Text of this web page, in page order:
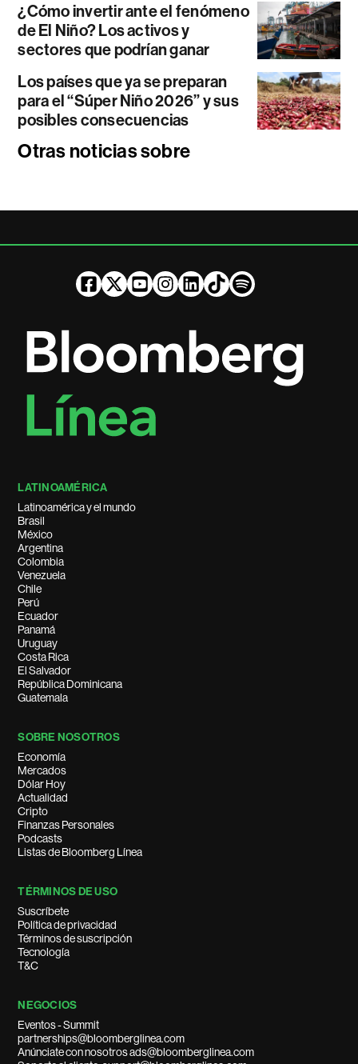
¿Cómo invertir ante el fenómeno
de El Niño? Los activos y
sectores que podrían ganar
Los países que ya se preparan
para el “Súper Niño 2026” y sus
posibles consecuencias
Otras noticias sobre
LATINOAMÉRICA
Latinoamérica y el mundo
Brasil
México
Argentina
Colombia
Venezuela
Chile
Perú
Ecuador
Panamá
Uruguay
Costa Rica
El Salvador
República Dominicana
Guatemala
SOBRE NOSOTROS
Economía
Mercados
Dólar Hoy
Actualidad
Cripto
Finanzas Personales
Podcasts
Listas de Bloomberg Línea
TÉRMINOS DE USO
Suscríbete
Política de privacidad
Términos de suscripción
Tecnología
T&C
NEGOCIOS
Eventos - Summit
partnerships@bloomberglinea.com
Anúnciate con nosotros ads@bloomberglinea.com